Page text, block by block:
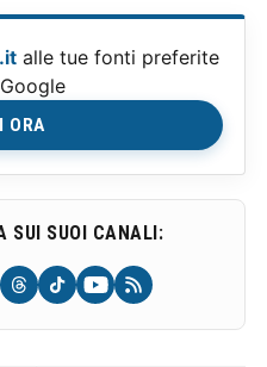
alle tue fonti preferite
ORA
SUI SUOI CANALI: